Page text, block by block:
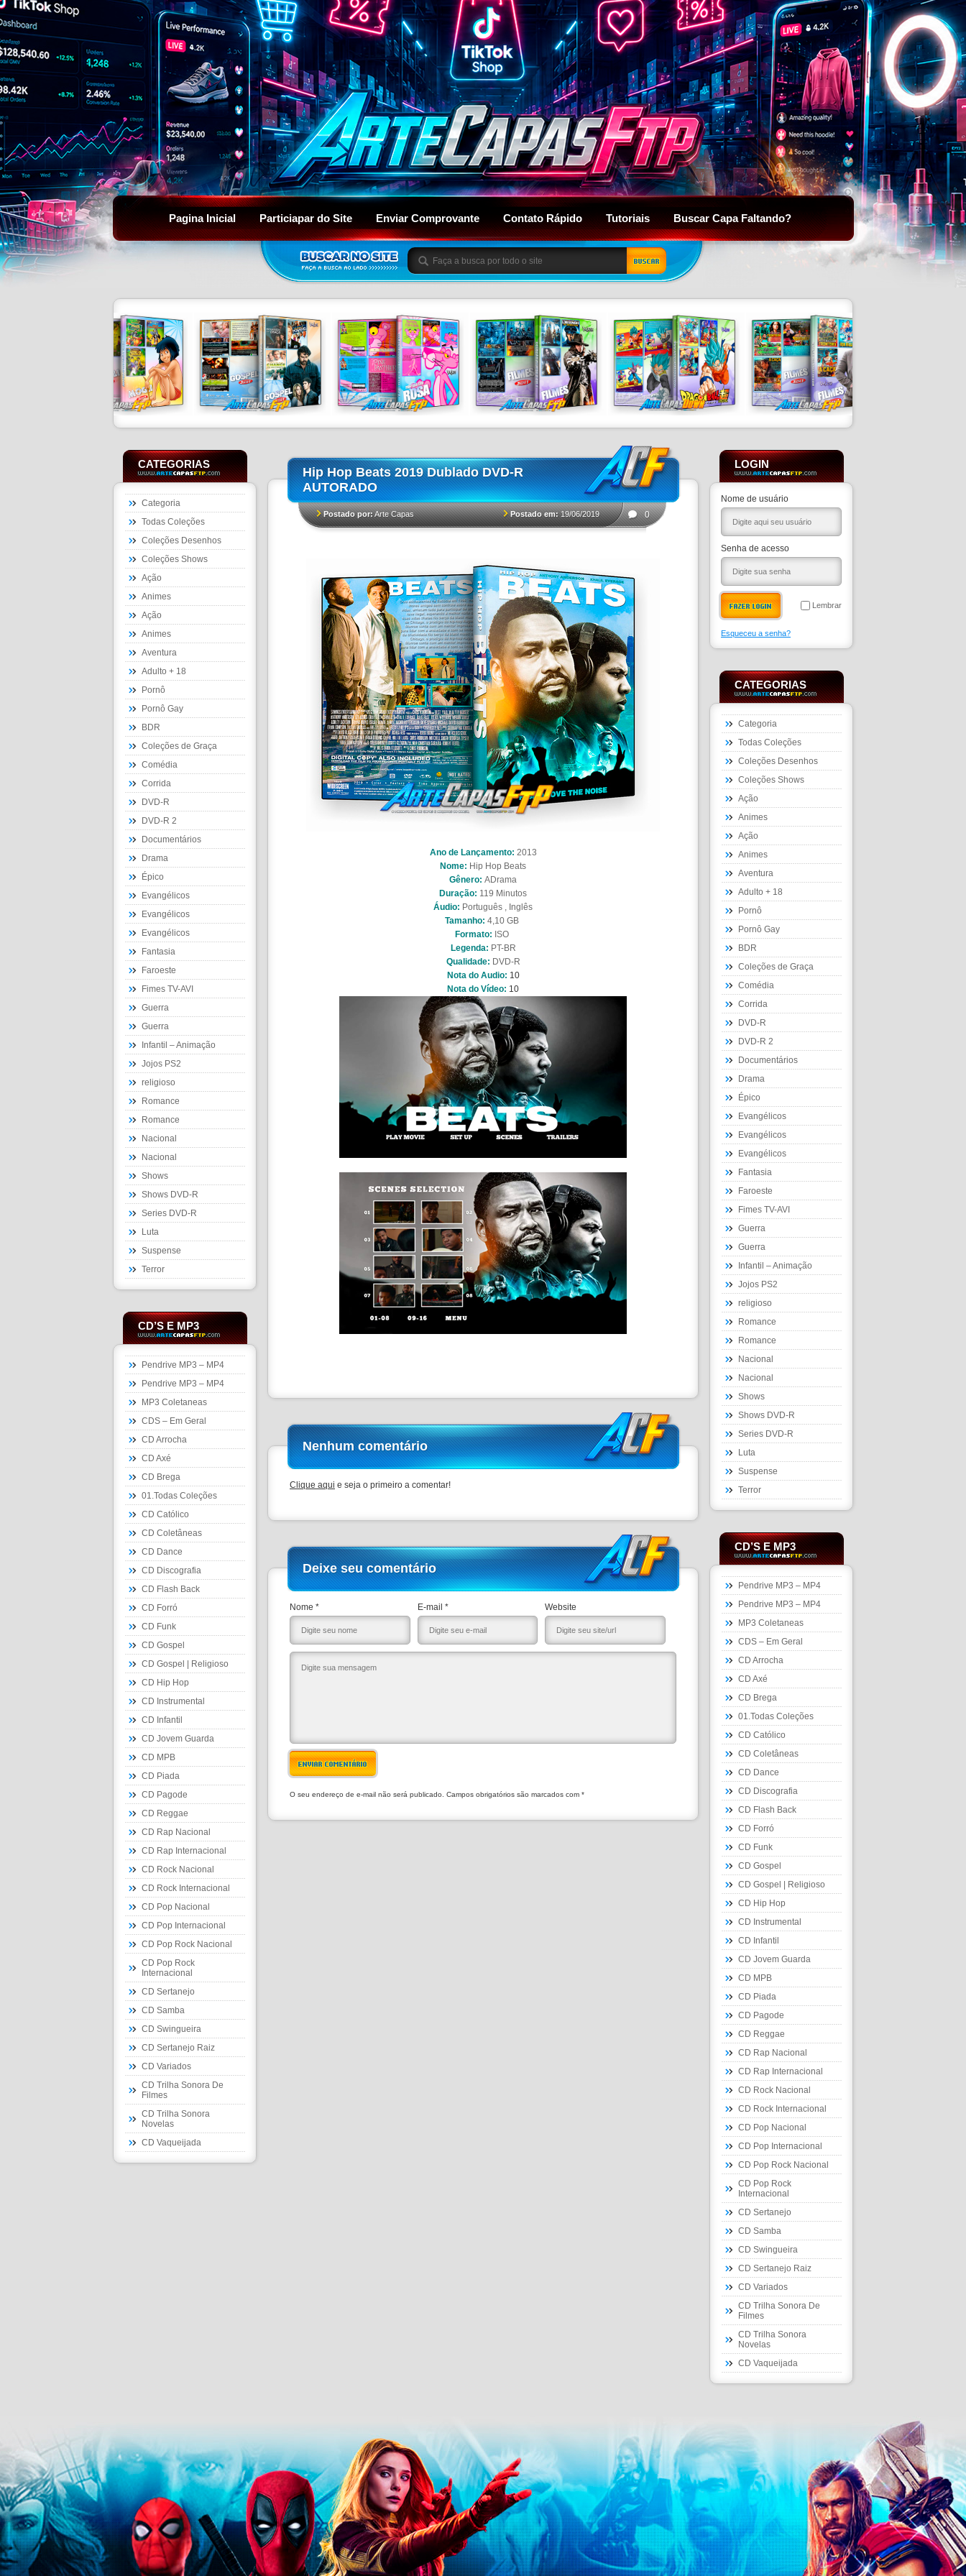
Pagina Inicial Particiapar do Site Enviar Comprovante Contato Rápido Tutoriais Buscar Capa Faltando?
BUSCAR
CATEGORIAS
Categoria
Todas Coleções
Coleções Desenhos
Coleções Shows
Ação
Animes
Ação
Animes
Aventura
Adulto + 18
Pornô
Pornô Gay
BDR
Coleções de Graça
Comédia
Corrida
DVD-R
DVD-R 2
Documentários
Drama
Épico
Evangélicos
Evangélicos
Evangélicos
Fantasia
Faroeste
Fimes TV-AVI
Guerra
Guerra
Infantil – Animação
Jojos PS2
religioso
Romance
Romance
Nacional
Nacional
Shows
Shows DVD-R
Series DVD-R
Luta
Suspense
Terror
CD’S E MP3
Pendrive MP3 – MP4
Pendrive MP3 – MP4
MP3 Coletaneas
CDS – Em Geral
CD Arrocha
CD Axé
CD Brega
01.Todas Coleções
CD Católico
CD Coletâneas
CD Dance
CD Discografia
CD Flash Back
CD Forró
CD Funk
CD Gospel
CD Gospel | Religioso
CD Hip Hop
CD Instrumental
CD Infantil
CD Jovem Guarda
CD MPB
CD Piada
CD Pagode
CD Reggae
CD Rap Nacional
CD Rap Internacional
CD Rock Nacional
CD Rock Internacional
CD Pop Nacional
CD Pop Internacional
CD Pop Rock Nacional
CD Pop Rock
Internacional
CD Sertanejo
CD Samba
CD Swingueira
CD Sertanejo Raiz
CD Variados
CD Trilha Sonora De
Filmes
CD Trilha Sonora
Novelas
CD Vaqueijada
Hip Hop Beats 2019 Dublado DVD-R
AUTORADO
Postado por:Arte Capas 0
Postado em:19/06/2019
Ano de Lançamento: 2013
Nome: Hip Hop Beats
Gênero: ADrama
Duração: 119 Minutos
Áudio: Português , Inglês
Tamanho: 4,10 GB
Formato: ISO
Legenda: PT-BR
Qualidade: DVD-R
Nota do Audio: 10
Nota do Vídeo: 10
Nenhum comentário
Clique aqui e seja o primeiro a comentar!
Deixe seu comentário
Nome * E-mail * Website
ENVIAR COMENTÁRIO
O seu endereço de e-mail não será publicado. Campos obrigatórios são marcados com *
LOGIN
Nome de usuário
Senha de acesso
Lembrar
Esqueceu a senha?
CATEGORIAS
Categoria
Todas Coleções
Coleções Desenhos
Coleções Shows
Ação
Animes
Ação
Animes
Aventura
Adulto + 18
Pornô
Pornô Gay
BDR
Coleções de Graça
Comédia
Corrida
DVD-R
DVD-R 2
Documentários
Drama
Épico
Evangélicos
Evangélicos
Evangélicos
Fantasia
Faroeste
Fimes TV-AVI
Guerra
Guerra
Infantil – Animação
Jojos PS2
religioso
Romance
Romance
Nacional
Nacional
Shows
Shows DVD-R
Series DVD-R
Luta
Suspense
Terror
CD’S E MP3
Pendrive MP3 – MP4
Pendrive MP3 – MP4
MP3 Coletaneas
CDS – Em Geral
CD Arrocha
CD Axé
CD Brega
01.Todas Coleções
CD Católico
CD Coletâneas
CD Dance
CD Discografia
CD Flash Back
CD Forró
CD Funk
CD Gospel
CD Gospel | Religioso
CD Hip Hop
CD Instrumental
CD Infantil
CD Jovem Guarda
CD MPB
CD Piada
CD Pagode
CD Reggae
CD Rap Nacional
CD Rap Internacional
CD Rock Nacional
CD Rock Internacional
CD Pop Nacional
CD Pop Internacional
CD Pop Rock Nacional
CD Pop Rock
Internacional
CD Sertanejo
CD Samba
CD Swingueira
CD Sertanejo Raiz
CD Variados
CD Trilha Sonora De
Filmes
CD Trilha Sonora
Novelas
CD Vaqueijada